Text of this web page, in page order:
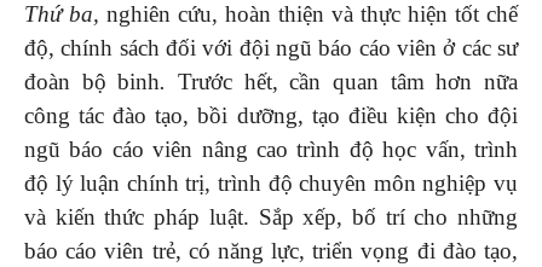
Thứ ba, nghiên cứu, hoàn thiện và thực hiện tốt chế
độ, chính sách đối với đội ngũ báo cáo viên ở các sư
đoàn bộ binh. Trước hết, cần quan tâm hơn nữa
công tác đào tạo, bồi dưỡng, tạo điều kiện cho đội
ngũ báo cáo viên nâng cao trình độ học vấn, trình
độ lý luận chính trị, trình độ chuyên môn nghiệp vụ
và kiến thức pháp luật. Sắp xếp, bố trí cho những
báo cáo viên trẻ, có năng lực, triển vọng đi đào tạo,